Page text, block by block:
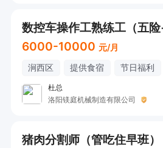
数控车操作工熟练工（五险
6000-10000 元/月
涧西区 提供食宿 节日福利
杜总
洛阳镁庭机械制造有限公司
猪肉分割师（管吃住早班）